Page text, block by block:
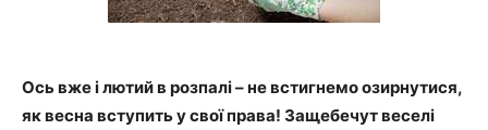
Ось вже і лютий в розпалі – не встигнемо озирнутися,
як весна вступить у свої права! Защебечут веселі